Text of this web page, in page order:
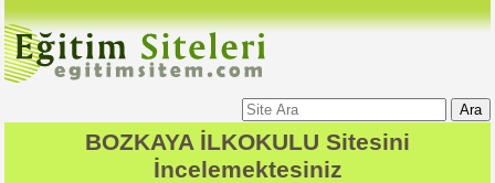
Ara
BOZKAYA İLKOKULU Sitesini
İncelemektesiniz